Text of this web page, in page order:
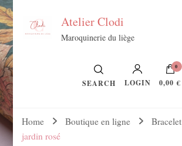
Atelier Clodi
Maroquinerie du liège
SEARCH LOGIN
0
0,00 €
Home Boutique en ligne Bracelet
jardin rosé